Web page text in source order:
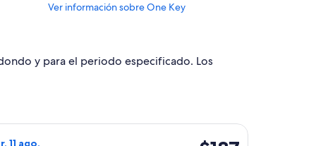
Ver información sobre One Key
y para el periodo especificado. Los
Bariloche, con regreso el lun, 21 sept., con precio de
11 ago.
de SKY AIRLINE, con salida el sáb, 8 ago. desde Santiago